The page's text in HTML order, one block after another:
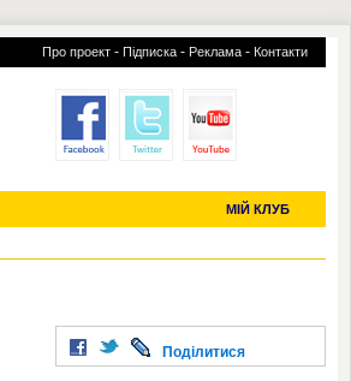
Про проект - Підписка - Реклама - Контакти
МІЙ КЛУБ
УСІ ТРАНСФЕРИ
Поділитися